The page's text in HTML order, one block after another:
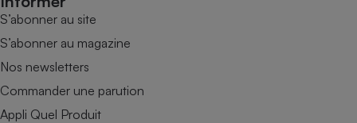
S’abonner au site
S’abonner au magazine
Nos newsletters
Commander une parution
Appli Quel Produit